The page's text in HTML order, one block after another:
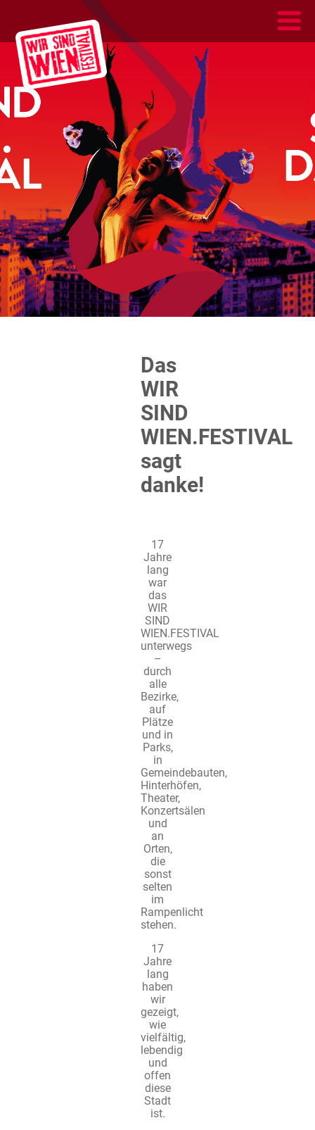
Das
WIR
SIND
WIEN.FESTIVAL
sagt
danke!
17
Jahre
lang
war
das
WIR
SIND
WIEN.FESTIVAL
unterwegs
–
durch
alle
Bezirke,
auf
Plätze
und in
Parks,
in
Gemeindebauten,
Hinterhöfen,
Theater,
Konzertsälen
und
an
Orten,
die
sonst
selten
im
Rampenlicht
stehen.
17
Jahre
lang
haben
wir
gezeigt,
wie
vielfältig,
lebendig
und
offen
diese
Stadt
ist.